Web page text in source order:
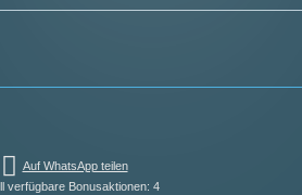
Auf WhatsApp teilen
verfügbare Bonusaktionen: 4